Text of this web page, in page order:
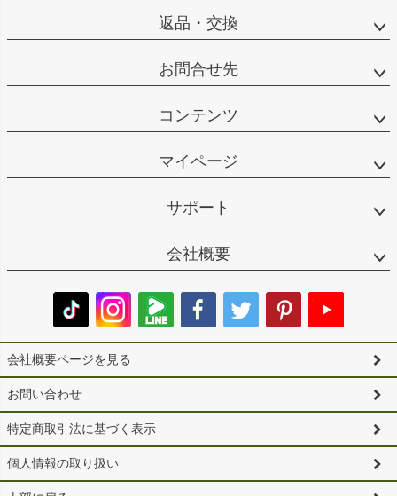
返品・交換
お問合せ先
コンテンツ
マイページ
サポート
会社概要
会社概要ページを見る
お問い合わせ
特定商取引法に基づく表示
個人情報の取り扱い